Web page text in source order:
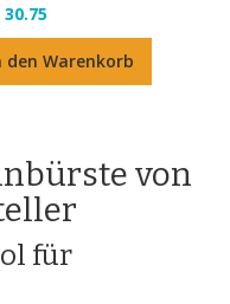
30.75
den Warenkorb
von
für